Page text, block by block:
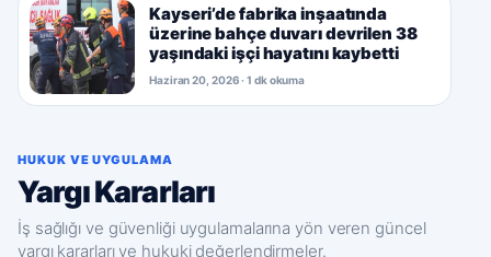
Kayseri’de fabrika inşaatında
üzerine bahçe duvarı devrilen 38
yaşındaki işçi hayatını kaybetti
Haziran 20, 2026 · 1 dk okuma
HUKUK VE UYGULAMA
Yargı Kararları
İş sağlığı ve güvenliği uygulamalarına yön veren güncel
yargı kararları ve hukuki değerlendirmeler.